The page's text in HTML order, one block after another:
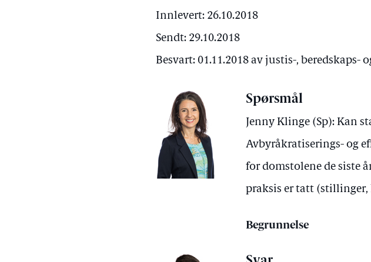
Innlevert: 26.10.2018
Sendt: 29.10.2018
Besvart: 01.11.2018 av justis-,
Spørsmål
Jenny Klinge (Sp): Kan
Avbyråkratiserings- og
for domstolene de siste
praksis er tatt
Begrunnelse